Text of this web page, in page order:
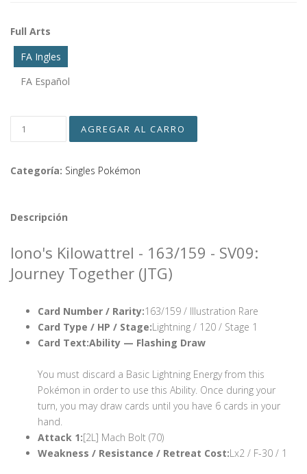
Full Arts
FA Ingles
FA Español
Categoría: Singles Pokémon
Descripción
Iono's Kilowattrel - 163/159 - SV09:
Journey Together (JTG)
Card Number / Rarity:163/159 / Illustration Rare
Card Type / HP / Stage:Lightning / 120 / Stage 1
Card Text:Ability — Flashing Draw
You must discard a Basic Lightning Energy from this
Pokémon in order to use this Ability. Once during your
turn, you may draw cards until you have 6 cards in your
hand.
Attack 1:[2L] Mach Bolt (70)
Weakness / Resistance / Retreat Cost:Lx2 / F-30 / 1